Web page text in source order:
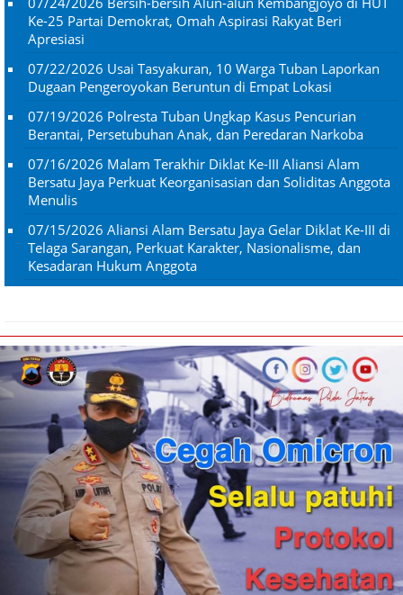
Ke-25 Partai Demokrat, Omah Aspirasi Rakyat Beri
Apresiasi
07/22/2026 Usai Tasyakuran, 10 Warga Tuban Laporkan
Dugaan Pengeroyokan Beruntun di Empat Lokasi
07/19/2026 Polresta Tuban Ungkap Kasus Pencurian
Berantai, Persetubuhan Anak, dan Peredaran Narkoba
07/16/2026 Malam Terakhir Diklat Ke-III Aliansi Alam
Bersatu Jaya Perkuat Keorganisasian dan Soliditas Anggota
Menulis
07/15/2026 Aliansi Alam Bersatu Jaya Gelar Diklat Ke-III di
Telaga Sarangan, Perkuat Karakter, Nasionalisme, dan
Kesadaran Hukum Anggota